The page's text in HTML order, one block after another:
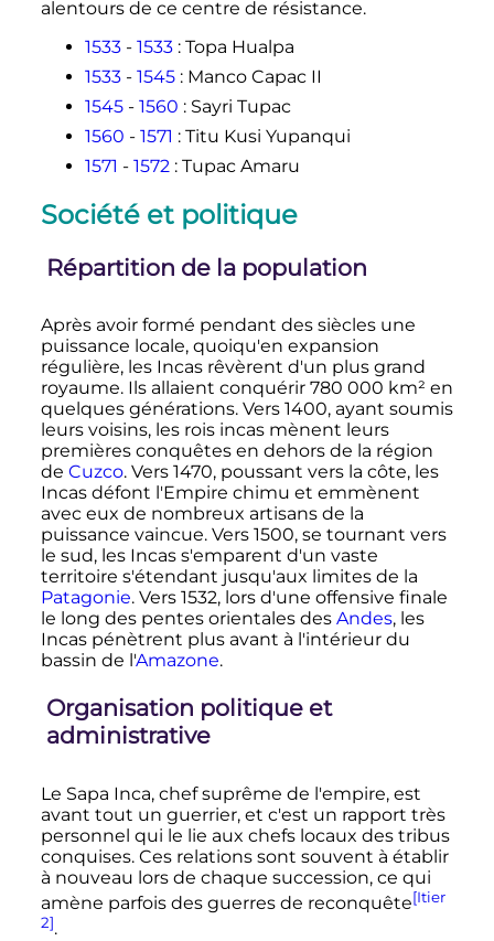
alentours de ce centre de résistance.
1533- 1533 : Topa Hualpa
1533- 1545 : Manco Capac II
1545- 1560 : Sayri Tupac
1560 - 1571 : Titu Kusi Yupanqui
1571 - 1572 : Tupac Amaru
Société et politique
Répartition de la population
Après avoir formé pendant des siècles une
puissance locale, quoiqu'en expansion
régulière, les Incas rêvèrent d'un plus grand
royaume. Ils allaient conquérir 780 000 km² en
quelques générations. Vers 1400, ayant soumis
leurs voisins, les rois incas mènent leurs
premières conquêtes en dehors de la région
de Cuzco. Vers 1470, poussant vers la côte, les
Incas défont l'Empire chimu et emmènent
avec eux de nombreux artisans de la
puissance vaincue. Vers 1500, se tournant vers
le sud, les Incas s'emparent d'un vaste
territoire s'étendant jusqu'aux limites de la
Patagonie. Vers 1532, lors d'une offensive finale
le long des pentes orientales des Andes, les
Incas pénètrent plus avant à l'intérieur du
bassin de l'Amazone.
Organisation politique et
administrative
Le Sapa Inca, chef suprême de l'empire, est
avant tout un guerrier, et c'est un rapport très
personnel qui le lie aux chefs locaux des tribus
conquises. Ces relations sont souvent à établir
à nouveau lors de chaque succession, ce qui
amène parfois des guerres de reconquête[Itier
2].